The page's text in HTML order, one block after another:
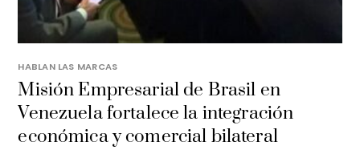
HABLAN LAS MARCAS
Misión Empresarial de Brasil en
Venezuela fortalece la integración
económica y comercial bilateral